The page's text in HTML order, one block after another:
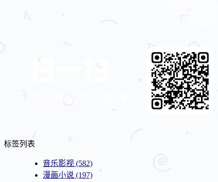
标签列表
音乐影视 (582)
漫画小说 (197)